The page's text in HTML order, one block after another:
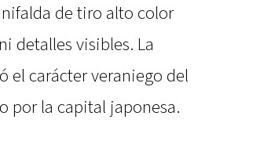
de tiro alto color
detalles visibles. La
el carácter veraniego del
por la capital japonesa.